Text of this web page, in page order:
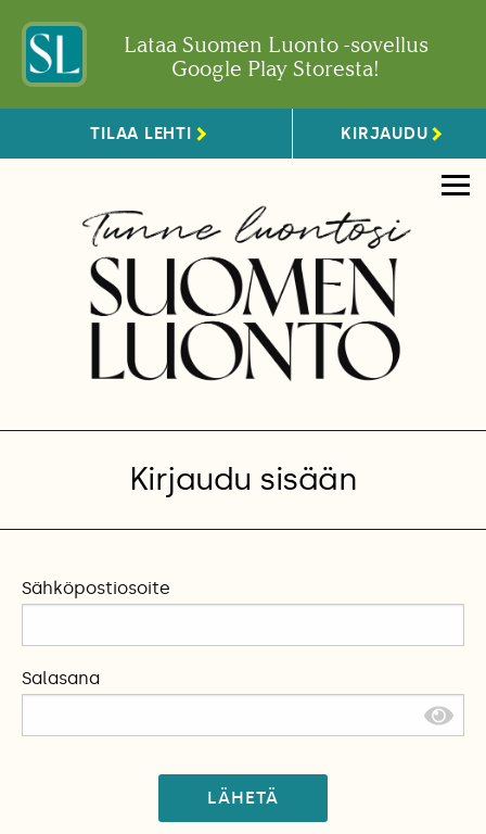
Lataa Suomen Luonto -sovellus
Google Play Storesta!
TILAA LEHTI KIRJAUDU
Kirjaudu sisään
Sähköpostiosoite
Salasana
LÄHETÄ